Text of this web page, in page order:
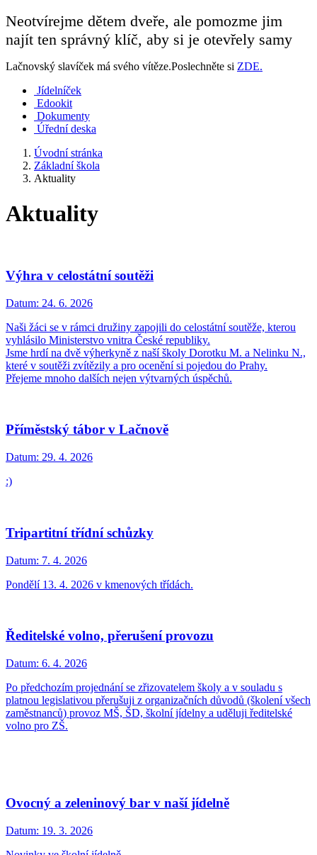
Neotvírejme dětem dveře, ale pomozme jim
najít ten správný klíč, aby si je otevřely samy
Lačnovský slavíček má svého vítěze.Poslechněte si ZDE.
Jídelníček
Edookit
Dokumenty
Úřední deska
Úvodní stránka
Základní škola
Aktuality
Aktuality
Výhra v celostátní soutěži
Datum: 24. 6. 2026
Naši žáci se v rámci družiny zapojili do celostátní soutěže, kterou
vyhlásilo Ministerstvo vnitra České republiky.
Jsme hrdí na dvě výherkyně z naší školy Dorotku M. a Nelinku N.,
které v soutěži zvítězily a pro ocenění si pojedou do Prahy.
Přejeme mnoho dalších nejen výtvarných úspěchů.
Příměstský tábor v Lačnově
Datum: 29. 4. 2026
:)
Tripartitní třídní schůzky
Datum: 7. 4. 2026
Pondělí 13. 4. 2026 v kmenových třídách.
Ředitelské volno, přerušení provozu
Datum: 6. 4. 2026
Po předchozím projednání se zřizovatelem školy a v souladu s
platnou legislativou přerušuji z organizačních důvodů (školení všech
zaměstnanců) provoz MŠ, ŠD, školní jídelny a uděluji ředitelské
volno pro ZŠ.
Ovocný a zeleninový bar v naší jídelně
Datum: 19. 3. 2026